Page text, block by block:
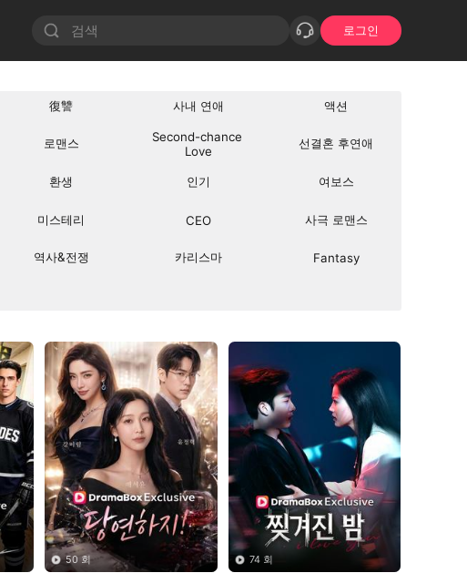
로그인
復讐 사내 연애 액션
로맨스
Second-chance
Love
선결혼 후연애
환생 인기 여보스
미스테리 CEO 사극 로맨스
역사&전쟁 카리스마 Fantasy
50 회 74 회